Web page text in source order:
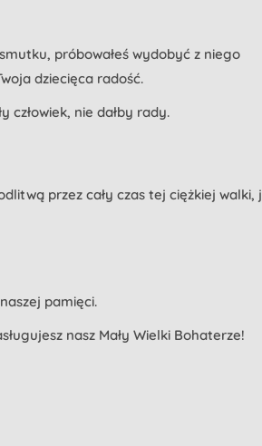
próbowałeś wydobyć z niego
dziecięca radość.
człowiek, nie dałby rady.
przez cały czas tej ciężkiej walki,
pamięci.
nasz Mały Wielki Bohaterze!